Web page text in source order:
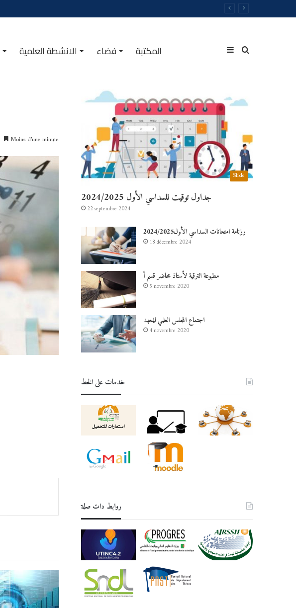
الانشطة العلمية فضاء المكتبة Rechercher
Sidebar
Moins d’une minute
Slide
جداول توقيت للسداسي الأول 2024/2025
22 septembre 2024
رزنامة امتحانات السداسي الأول2024/2025
18 décembre 2024
مطبوعة الترقية لأستاذ محاضر قسم أ
5 novembre 2020
اجتماع المجلس العلمي للمعهد
4 novembre 2020
خدمات على الخط
روابط دات صلة